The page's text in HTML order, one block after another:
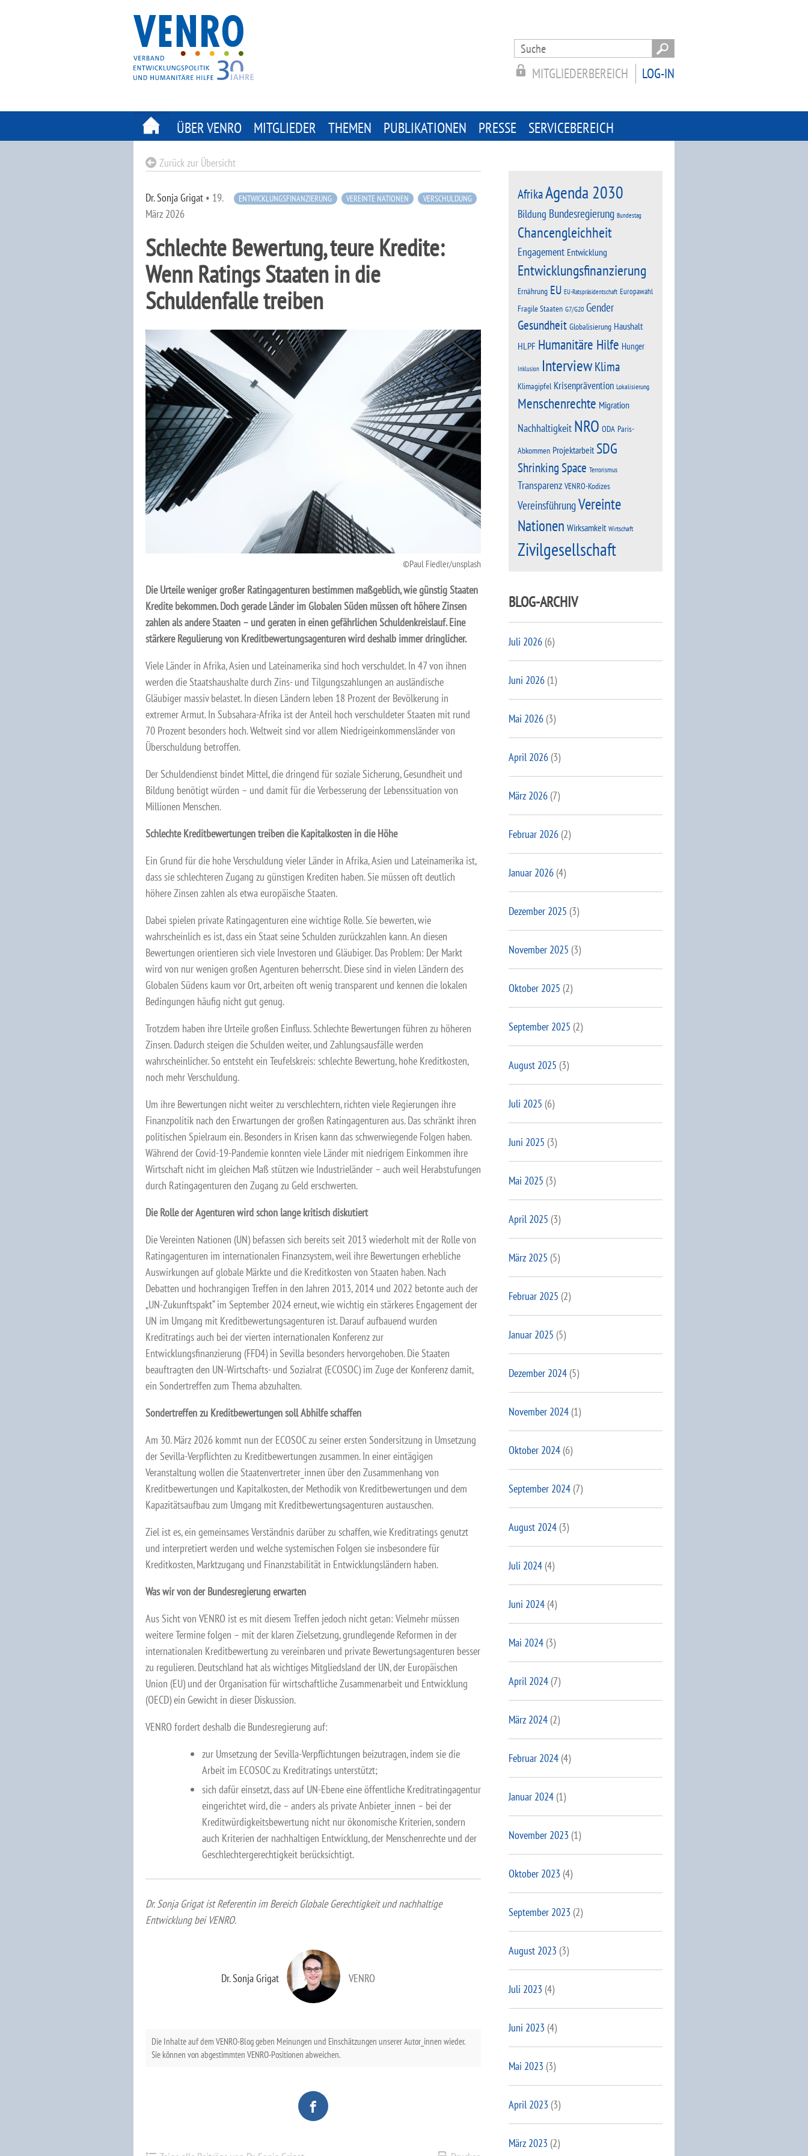
Search
for:
LOG-IN
MITGLIEDERBEREICH
ÜBER VENRO MITGLIEDER THEMEN PUBLIKATIONEN PRESSE SERVICEBEREICH
Zurück zur Übersicht
ENTWICKLUNGSFINANZIERUNG VEREINTE NATIONEN VERSCHULDUNG
Dr. Sonja Grigat • 19.
März 2026
Schlechte Bewertung, teure Kredite:
Wenn Ratings Staaten in die
Schuldenfalle treiben
Paul Fiedler/unsplash
Die Urteile weniger großer Ratingagenturen bestimmen maßgeblich, wie günstig Staaten
Kredite bekommen. Doch gerade Länder im Globalen Süden müssen oft höhere Zinsen
zahlen als andere Staaten – und geraten in einen gefährlichen Schuldenkreislauf. Eine
stärkere Regulierung von Kreditbewertungsagenturen wird deshalb immer dringlicher.
Viele Länder in Afrika, Asien und Lateinamerika sind hoch verschuldet. In 47 von ihnen
werden die Staatshaushalte durch Zins- und Tilgungszahlungen an ausländische
Gläubiger massiv belastet. In diesen Ländern leben 18 Prozent der Bevölkerung in
extremer Armut. In Subsahara-Afrika ist der Anteil hoch verschuldeter Staaten mit rund
70 Prozent besonders hoch. Weltweit sind vor allem Niedrigeinkommensländer von
Überschuldung betroffen.
Der Schuldendienst bindet Mittel, die dringend für soziale Sicherung, Gesundheit und
Bildung benötigt würden – und damit für die Verbesserung der Lebenssituation von
Millionen Menschen.
Schlechte Kreditbewertungen treiben die Kapitalkosten in die Höhe
Ein Grund für die hohe Verschuldung vieler Länder in Afrika, Asien und Lateinamerika ist,
dass sie schlechteren Zugang zu günstigen Krediten haben. Sie müssen oft deutlich
höhere Zinsen zahlen als etwa europäische Staaten.
Dabei spielen private Ratingagenturen eine wichtige Rolle. Sie bewerten, wie
wahrscheinlich es ist, dass ein Staat seine Schulden zurückzahlen kann. An diesen
Bewertungen orientieren sich viele Investoren und Gläubiger. Das Problem: Der Markt
wird von nur wenigen großen Agenturen beherrscht. Diese sind in vielen Ländern des
Globalen Südens kaum vor Ort, arbeiten oft wenig transparent und kennen die lokalen
Bedingungen häufig nicht gut genug.
Trotzdem haben ihre Urteile großen Einfluss. Schlechte Bewertungen führen zu höheren
Zinsen. Dadurch steigen die Schulden weiter, und Zahlungsausfälle werden
wahrscheinlicher. So entsteht ein Teufelskreis: schlechte Bewertung, hohe Kreditkosten,
noch mehr Verschuldung.
Um ihre Bewertungen nicht weiter zu verschlechtern, richten viele Regierungen ihre
Finanzpolitik nach den Erwartungen der großen Ratingagenturen aus. Das schränkt ihren
politischen Spielraum ein. Besonders in Krisen kann das schwerwiegende Folgen haben.
Während der Covid-19-Pandemie konnten viele Länder mit niedrigem Einkommen ihre
Wirtschaft nicht im gleichen Maß stützen wie Industrieländer – auch weil Herabstufungen
durch Ratingagenturen den Zugang zu Geld erschwerten.
Die Rolle der Agenturen wird schon lange kritisch diskutiert
Die Vereinten Nationen (UN) befassen sich bereits seit 2013 wiederholt mit der Rolle von
Ratingagenturen im internationalen Finanzsystem, weil ihre Bewertungen erhebliche
Auswirkungen auf globale Märkte und die Kreditkosten von Staaten haben. Nach
Debatten und hochrangigen Treffen in den Jahren 2013, 2014 und 2022 betonte auch der
„UN-Zukunftspakt“ im September 2024 erneut, wie wichtig ein stärkeres Engagement der
UN im Umgang mit Kreditbewertungsagenturen ist. Darauf aufbauend wurden
Kreditratings auch bei der vierten internationalen Konferenz zur
Entwicklungsfinanzierung (FFD4) in Sevilla besonders hervorgehoben. Die Staaten
beauftragten den UN-Wirtschafts- und Sozialrat (ECOSOC) im Zuge der Konferenz damit,
ein Sondertreffen zum Thema abzuhalten.
Sondertreffen zu Kreditbewertungen soll Abhilfe schaffen
Am 30. März 2026 kommt nun der ECOSOC zu seiner ersten Sondersitzung in Umsetzung
der Sevilla-Verpflichten zu Kreditbewertungen zusammen. In einer eintägigen
Veranstaltung wollen die Staatenvertreter_innen über den Zusammenhang von
Kreditbewertungen und Kapitalkosten, der Methodik von Kreditbewertungen und dem
Kapazitätsaufbau zum Umgang mit Kreditbewertungsagenturen austauschen.
Ziel ist es, ein gemeinsames Verständnis darüber zu schaffen, wie Kreditratings genutzt
und interpretiert werden und welche systemischen Folgen sie insbesondere für
Kreditkosten, Marktzugang und Finanzstabilität in Entwicklungsländern haben.
Was wir von der Bundesregierung erwarten
Aus Sicht von VENRO ist es mit diesem Treffen jedoch nicht getan: Vielmehr müssen
weitere Termine folgen – mit der klaren Zielsetzung, grundlegende Reformen in der
internationalen Kreditbewertung zu vereinbaren und private Bewertungsagenturen besser
zu regulieren. Deutschland hat als wichtiges Mitgliedsland der UN, der Europäischen
Union (EU) und der Organisation für wirtschaftliche Zusammenarbeit und Entwicklung
(OECD) ein Gewicht in dieser Diskussion.
VENRO fordert deshalb die Bundesregierung auf:
zur Umsetzung der Sevilla-Verpflichtungen beizutragen, indem sie die
Arbeit im ECOSOC zu Kreditratings unterstützt;
sich dafür einsetzt, dass auf UN-Ebene eine öffentliche Kreditratingagentur
eingerichtet wird, die – anders als private Anbieter_innen – bei der
Kreditwürdigkeitsbewertung nicht nur ökonomische Kriterien, sondern
auch Kriterien der nachhaltigen Entwicklung, der Menschenrechte und der
Geschlechtergerechtigkeit berücksichtigt.
Dr. Sonja Grigat ist Referentin im Bereich Globale Gerechtigkeit und nachhaltige
Entwicklung bei VENRO.
Dr. Sonja Grigat VENRO
Die Inhalte auf dem VENRO-Blog geben Meinungen und Einschätzungen unserer Autor_innen wieder.
Sie können von abgestimmten VENRO-Positionen abweichen.
AfrikaAgenda 2030
Bildung Bundesregierung Bundestag
Chancengleichheit
Engagement Entwicklung
Entwicklungsfinanzierung
Ernährung EU EU-Ratspräsidentschaft Europawahl
Fragile Staaten G7/G20 Gender
Gesundheit Globalisierung Haushalt
HLPF Humanitäre Hilfe Hunger
Inklusion Interview Klima
Klimagipfel Krisenprävention Lokalisierung
Menschenrechte Migration
Nachhaltigkeit NRO ODA Paris-
Abkommen Projektarbeit SDG
Shrinking Space Terrorismus
Transparenz VENRO-Kodizes
VereinsführungVereinte
Nationen Wirksamkeit Wirtschaft
Zivilgesellschaft
BLOG-ARCHIV
Juli 2026(6)
Juni 2026(1)
Mai 2026(3)
April 2026(3)
März 2026(7)
Februar 2026(2)
Januar 2026(4)
Dezember 2025 (3)
November 2025 (3)
Oktober 2025 (2)
September 2025 (2)
August 2025 (3)
Juli 2025 (6)
Juni 2025 (3)
Mai 2025 (3)
April 2025 (3)
März 2025 (5)
Februar 2025 (2)
Januar 2025 (5)
Dezember 2024(5)
November 2024(1)
Oktober 2024(6)
September 2024(7)
August 2024(3)
Juli 2024(4)
Juni 2024(4)
Mai 2024(3)
April 2024(7)
März 2024(2)
Februar 2024(4)
Januar 2024(1)
November 2023 (1)
Oktober 2023 (4)
September 2023 (2)
August 2023 (3)
Juli 2023 (4)
Juni 2023 (4)
Mai 2023 (3)
April 2023 (3)
März 2023 (2)